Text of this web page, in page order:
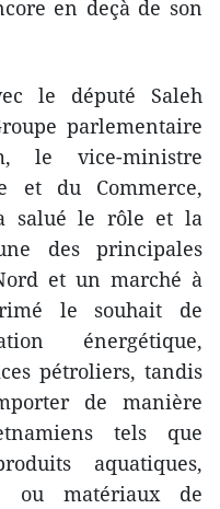
en deçà de son
le député Saleh
parlementaire
le vice-ministre
et du Commerce,
salué le rôle et la
des principales
et un marché à
le souhait de
énergétique,
pétroliers, tandis
de manière
tels que
aquatiques,
ou matériaux de